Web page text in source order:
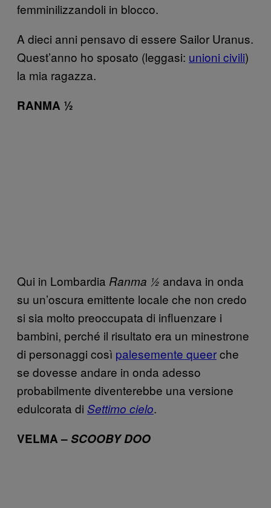
femminilizzandoli in blocco.
A dieci anni pensavo di essere Sailor Uranus.
Quest’anno ho sposato (leggasi: unioni civili)
la mia ragazza.
RANMA ½
Qui in Lombardia Ranma ½ andava in onda
su un’oscura emittente locale che non credo
si sia molto preoccupata di influenzare i
bambini, perché il risultato era un minestrone
di personaggi così palesemente queerche
se dovesse andare in onda adesso
probabilmente diventerebbe una versione
edulcorata di Settimo cielo.
VELMA –SCOOBY DOO